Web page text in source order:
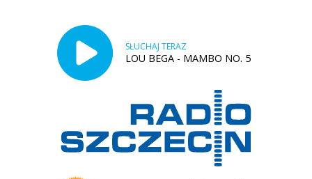
SŁUCHAJ TERAZ
LOU BEGA - MAMBO NO. 5